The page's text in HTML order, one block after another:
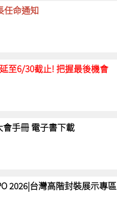
任命通知
至6/30截止! 把握最後機會
手冊 電子書下載
2026|台灣高階封裝展示專區